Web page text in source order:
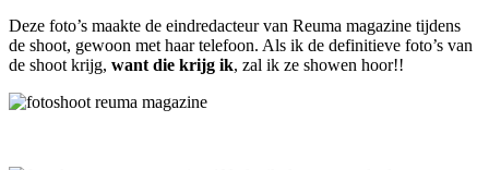
Deze foto’s maakte de eindredacteur van Reuma magazine tijdens
de shoot, gewoon met haar telefoon. Als ik de definitieve foto’s van
de shoot krijg, want die krijg ik, zal ik ze showen hoor!!